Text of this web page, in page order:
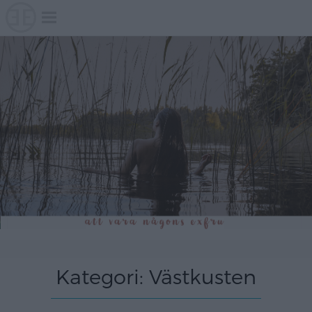
content
Kategori: Västkusten